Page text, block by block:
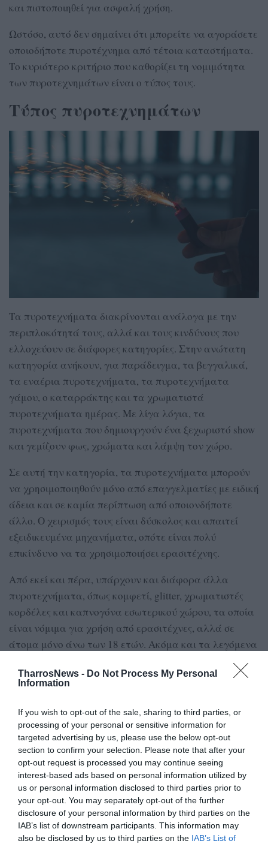
TharrosNews - Do Not Process My Personal
Information
If you wish to opt-out of the sale, sharing to third parties, or
processing of your personal or sensitive information for
targeted advertising by us, please use the below opt-out
section to confirm your selection. Please note that after your
opt-out request is processed you may continue seeing
interest-based ads based on personal information utilized by
us or personal information disclosed to third parties prior to
your opt-out. You may separately opt-out of the further
disclosure of your personal information by third parties on the
IAB’s list of downstream participants. This information may
also be disclosed by us to third parties on the IAB’s List of
και πιστοποιηθεί για ασφαλή χρήση.
Ωστόσο, αυτό δεν σημαίνει ότι μπορείτε να αγοράσετε
οποιοδήποτε πυροτέχνημα από τέτοια καταστήματα.
Το κυριότερο κριτήριο που καθορίζει τη νομιμότητα
των πυροτεχνημάτων είναι ο τύπος τους.
Τύπος πυροτεχνημάτων
Τα πυροτεχνήματα διακρίνονται ανάλογα με την
περιπλοκότητά τους, αλλά και τους κινδύνους που
ελλοχεύουν σε διάφορες κατηγορίες. Στην ανώτατη
κατηγορία ανήκουν, για παράδειγμα, τα βεγγαλικά,
τα εναέρια πυροτεχνήματα, τα πυροτεχνήματα
γάμου, ο καταρράκτης και τα χρωματιστά
πυροτεχνήματα ημέρας. Με λίγα λόγια, τα
πυροτεχνήματα που δημιουργούν ένα ξεχωριστό show
και γεμίζουν φως, χρώματα και λάμψη τον χώρο.
Σε αυτή την κατηγορία, τα πυροτεχνήματα μπορούν
να χρησιμοποιηθούν μόνο από επαγγελματίες με ειδική
άδεια και σε καμία περίπτωση από οποιονδήποτε
άλλο. Ο χειρισμός τους είναι δύσκολος και απαιτεί
εξειδικευμένα μηχανήματα, οπότε είναι πολύ
επικίνδυνο να τα χρησιμοποιήσει ερασιτέχνης.
Από εκεί και πέρα, υπάρχουν και διάφορα άλλα
πυροτεχνήματα, όπως κομφετί, glitter, χρωματιστές
κορδέλες και καπνογόνα εσωτερικού χώρου, τα οποία
είναι νόμιμα για χρήση από ερασιτέχνες, αλλά σε
άτομα μόνο άνω των 18 ετών. Ακόμα και τα λεγόμενα
παιδικά πυροτεχνήματα πρέπει να χρησιμοποιούνται
μόνο με επίβλεψη γονέα.
Νόμιμη χρήση
Πάντως, ακόμα και το πιο απλό πυροτέχνημα θέλει
μεγάλη προσοχή στη χρήση του. Τα πυροτεχνήματα
εξωτερικού χώρου απαγορεύεται αυστηρά να
χρησιμοποιηθούν σε εσωτερικό χώρο. Επίσης, θα πρέπει
να είστε σίγουροι για τις καιρικές συνθήκες και για τη
μορφολογία της περιοχής, ώστε να μην προκληθεί
ατύχημα σε άνθρωπο ή ζώο.